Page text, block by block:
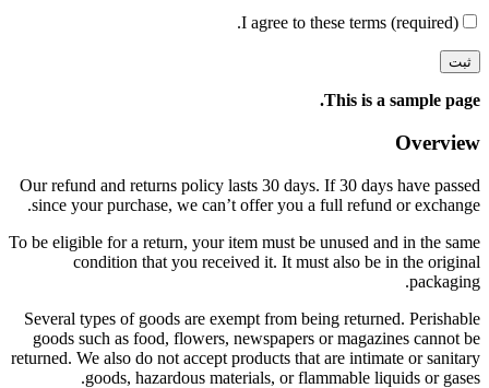
I agree to these terms (required).
This is a sample page.
Overview
Our refund and returns policy lasts 30 days. If 30 days have passed
since your purchase, we can’t offer you a full refund or exchange.
To be eligible for a return, your item must be unused and in the same
condition that you received it. It must also be in the original
packaging.
Several types of goods are exempt from being returned. Perishable
goods such as food, flowers, newspapers or magazines cannot be
returned. We also do not accept products that are intimate or sanitary
goods, hazardous materials, or flammable liquids or gases.